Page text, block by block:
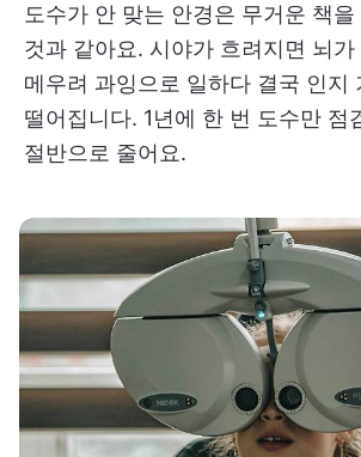
도수가 안 맞는 안경은 무거운 책
것과 같아요. 시야가 흐려지면 뇌
메우려 과잉으로 일하다 결국 인지
떨어집니다. 1년에 한 번 도수만 점
절반으로 줄어요.